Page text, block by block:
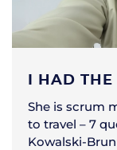
I HAD
She is scrum
to travel – 7
Kowalski-